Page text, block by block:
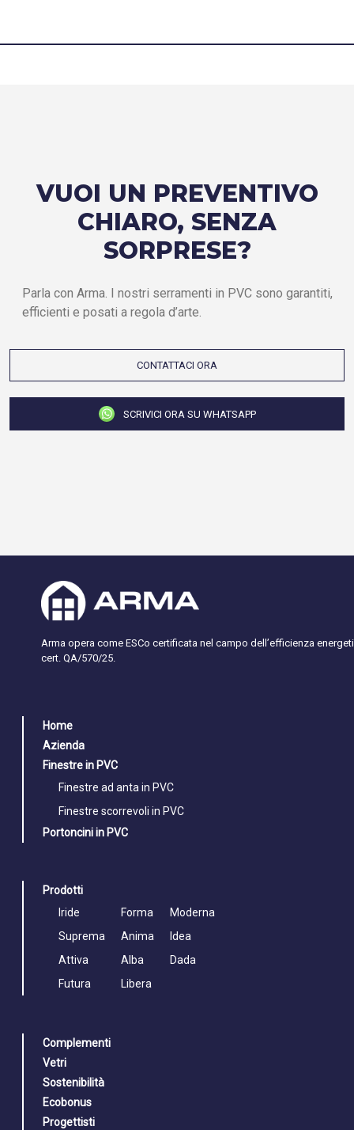
VUOI UN PREVENTIVO
CHIARO, SENZA
SORPRESE?
Parla con Arma. I nostri serramenti in PVC sono garantiti,
efficienti e posati a regola d’arte.
CONTATTACI ORA
SCRIVICI ORA SU WHATSAPP
Arma opera come ESCo certificata nel campo dell’efficienza
cert. QA/570/25.
Home
Azienda
Finestre in PVC
Finestre ad anta in PVC
Finestre scorrevoli in PVC
Portoncini in PVC
Prodotti
Iride
Suprema
Attiva
Futura
Forma
Anima
Alba
Libera
Moderna
Idea
Dada
Complementi
Vetri
Sostenibilità
Ecobonus
Progettisti